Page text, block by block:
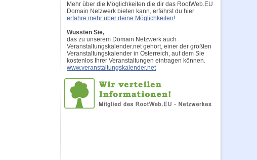
Mehr über die Möglichkeiten die dir das RootWeb.EU
Domain Netzwerk bieten kann, erfährst du hier
erfahre mehr über deine Möglichkeiten!
Wussten Sie,
das zu unserem Domain Netzwerk auch
Veranstaltungskalender.net gehört, einer der größten
Veranstaltungskalender in Österreich, auf dem Sie
kostenlos Ihrer Veranstaltungen eintragen können.
www.veranstaltungskalender.net